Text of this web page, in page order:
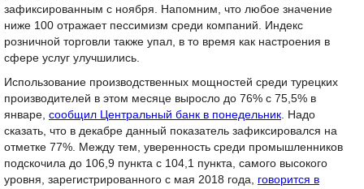
зафиксированным с ноября. Напомним, что любое значение
ниже 100 отражает пессимизм среди компаний. Индекс
розничной торговли также упал, в то время как настроения в
сфере услуг улучшились.
Использование производственных мощностей среди турецких
производителей в этом месяце выросло до 76% с 75,5% в
январе, сообщил Центральный банк в понедельник. Надо
сказать, что в декабре данный показатель зафиксировался на
отметке 77%. Между тем, уверенность среди промышленников
подскочила до 106,9 пункта с 104,1 пункта, самого высокого
уровня, зарегистрированного с мая 2018 года, говорится в